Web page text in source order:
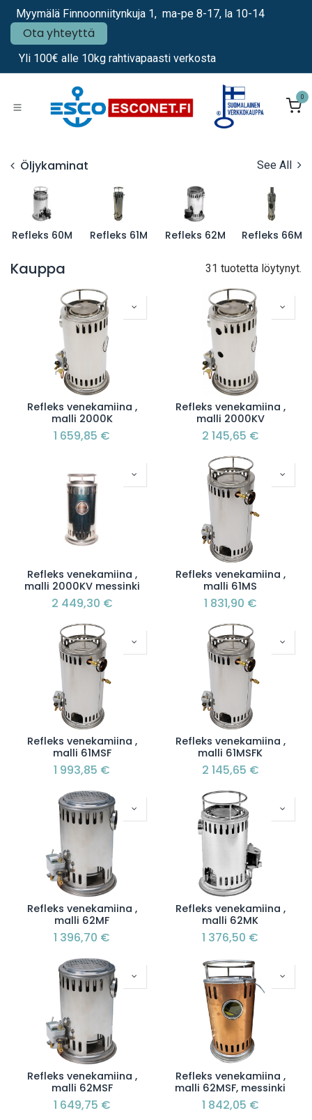
Siirry sisältöön
Myymälä Finnoonniitynkuja 1, ma-pe 8-17, la 10-14
Ota yhteyttä
Yli 100€ alle 10kg rahtivapaasti verkosta
0
Öljykaminat See All
Refleks 60M Refleks 61M Refleks 62M Refleks 66M
Kauppa 31 tuotetta löytynyt.
Refleks venekamiina ,
malli 2000K
1 659,85 €
Refleks venekamiina ,
malli 2000KV
2 145,65 €
Refleks venekamiina ,
malli 2000KV messinki
2 449,30 €
Refleks venekamiina ,
malli 61MS
1 831,90 €
Refleks venekamiina ,
malli 61MSF
1 993,85 €
Refleks venekamiina ,
malli 61MSFK
2 145,65 €
Refleks venekamiina ,
malli 62MF
1 396,70 €
Refleks venekamiina ,
malli 62MK
1 376,50 €
Refleks venekamiina ,
malli 62MSF
1 649,75 €
Refleks venekamiina ,
malli 62MSF, messinki
1 842,05 €